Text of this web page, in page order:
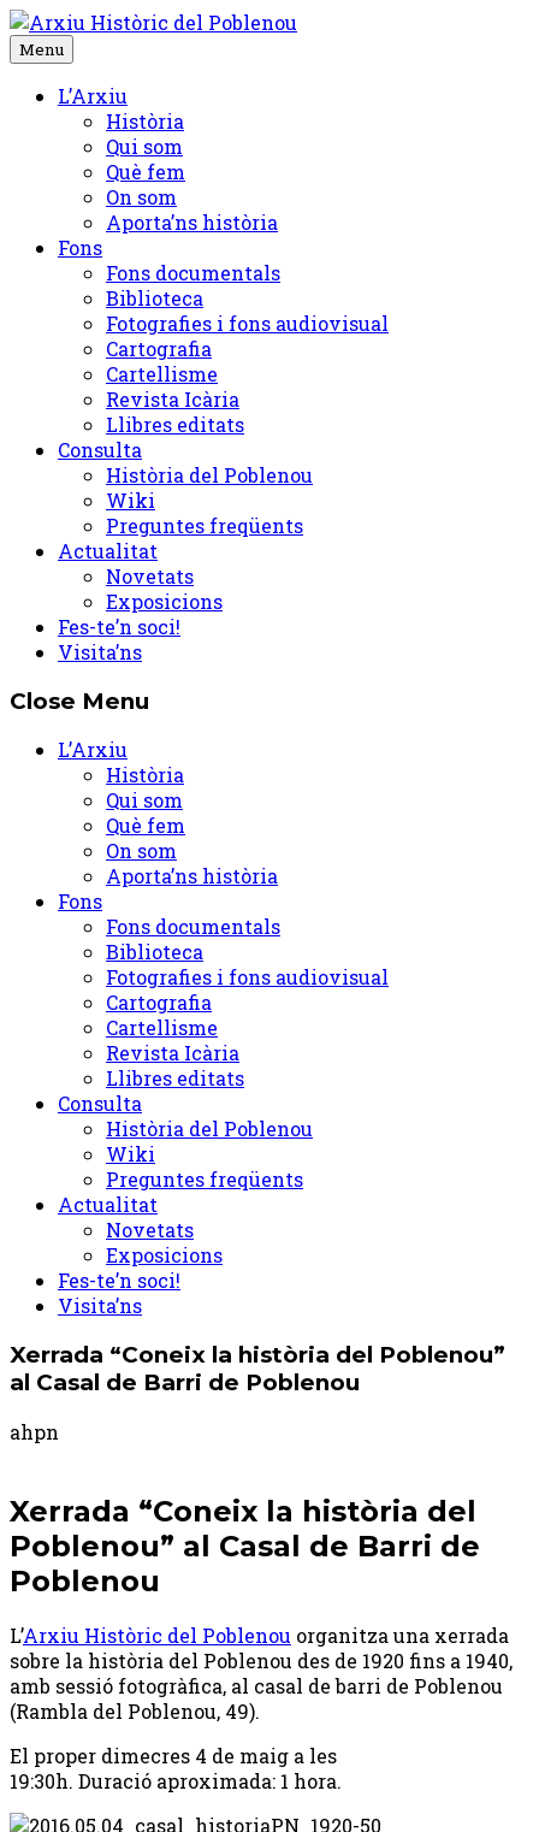
Skip
to
content
Menu
L’Arxiu
Història
Qui som
Què fem
On som
Aporta’ns història
Fons
Fons documentals
Biblioteca
Fotografies i fons audiovisual
Cartografia
Cartellisme
Revista Icària
Llibres editats
Consulta
Història del Poblenou
Wiki
Preguntes freqüents
Actualitat
Novetats
Exposicions
Fes-te’n soci!
Visita’ns
Close Menu
L’Arxiu
Història
Qui som
Què fem
On som
Aporta’ns història
Fons
Fons documentals
Biblioteca
Fotografies i fons audiovisual
Cartografia
Cartellisme
Revista Icària
Llibres editats
Consulta
Història del Poblenou
Wiki
Preguntes freqüents
Actualitat
Novetats
Exposicions
Fes-te’n soci!
Visita’ns
Xerrada “Coneix la història del Poblenou”
al Casal de Barri de Poblenou
ahpn
Xerrada “Coneix la història del
Poblenou” al Casal de Barri de
Poblenou
L’Arxiu Històric del Poblenou organitza una xerrada
sobre la història del Poblenou des de 1920 fins a 1940,
amb sessió fotogràfica, al casal de barri de Poblenou
(Rambla del Poblenou, 49).
El proper dimecres 4 de maig a les
19:30h. Duració aproximada: 1 hora.